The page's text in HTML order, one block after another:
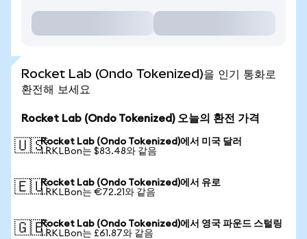
Rocket Lab (Ondo Tokenized)을 인기 통화로
환전해 보세요
Rocket Lab (Ondo Tokenized) 오늘의 환전 가격
🇺🇸Rocket Lab (Ondo Tokenized)에서 미국 달러
1 RKLBon는 $83.48와 같음
🇪🇺Rocket Lab (Ondo Tokenized)에서 유로
1 RKLBon는 €72.21와 같음
🇬🇧Rocket Lab (Ondo Tokenized)에서 영국 파운드 스털링
1 RKLBon는 £61.87와 같음